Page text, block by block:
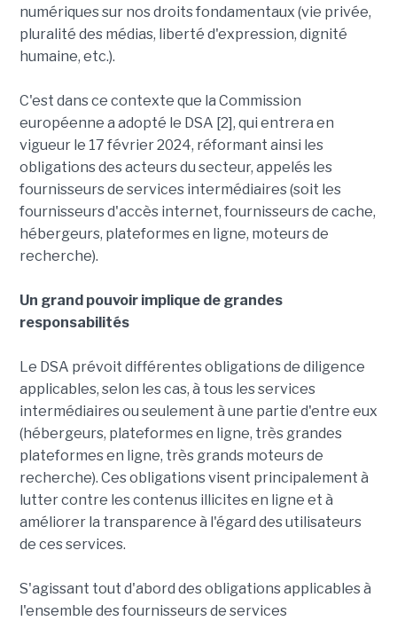
numériques sur nos droits fondamentaux (vie privée,
pluralité des médias, liberté d'expression, dignité
humaine, etc.).
C'est dans ce contexte que la Commission
européenne a adopté le DSA [2], qui entrera en
vigueur le 17 février 2024, réformant ainsi les
obligations des acteurs du secteur, appelés les
fournisseurs de services intermédiaires (soit les
fournisseurs d'accès internet, fournisseurs de cache,
hébergeurs, plateformes en ligne, moteurs de
recherche).
Un grand pouvoir implique de grandes
responsabilités
Le DSA prévoit différentes obligations de diligence
applicables, selon les cas, à tous les services
intermédiaires ou seulement à une partie d'entre eux
(hébergeurs, plateformes en ligne, très grandes
plateformes en ligne, très grands moteurs de
recherche). Ces obligations visent principalement à
lutter contre les contenus illicites en ligne et à
améliorer la transparence à l'égard des utilisateurs
de ces services.
S'agissant tout d'abord des obligations applicables à
l'ensemble des fournisseurs de services